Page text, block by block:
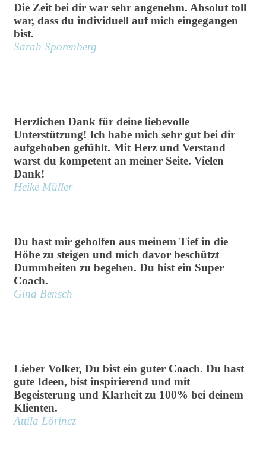
Die Zeit bei dir war sehr angenehm. Absolut toll
war, dass du individuell auf mich eingegangen
bist.
Sarah Sporenberg
Herzlichen Dank für deine liebevolle
Unterstützung! Ich habe mich sehr gut bei dir
aufgehoben gefühlt. Mit Herz und Verstand
warst du kompetent an meiner Seite. Vielen
Dank!
Heike Müller
Du hast mir geholfen aus meinem Tief in die
Höhe zu steigen und mich davor beschützt
Dummheiten zu begehen. Du bist ein Super
Coach.
Gina Bensch
Lieber Volker, Du bist ein guter Coach. Du hast
gute Ideen, bist inspirierend und mit
Begeisterung und Klarheit zu 100% bei deinem
Klienten.
Attila Lörincz